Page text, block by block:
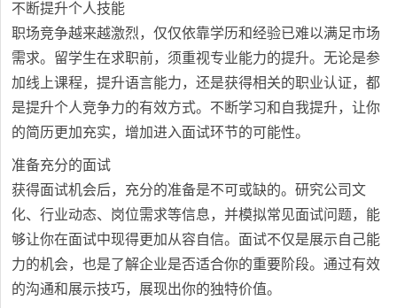
不断提升个人技能
职场竞争越来越激烈，仅仅依靠学历和经验已难以满足市场
需求。留学生在求职前，须重视专业能力的提升。无论是参
加线上课程，提升语言能力，还是获得相关的职业认证，都
是提升个人竞争力的有效方式。不断学习和自我提升，让你
的简历更加充实，增加进入面试环节的可能性。
准备充分的面试
获得面试机会后，充分的准备是不可或缺的。研究公司文
化、行业动态、岗位需求等信息，并模拟常见面试问题，能
够让你在面试中现得更加从容自信。面试不仅是展示自己能
力的机会，也是了解企业是否适合你的重要阶段。通过有效
的沟通和展示技巧，展现出你的独特价值。